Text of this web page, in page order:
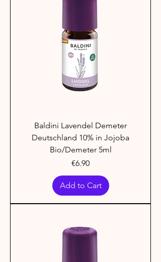
Baldini Lavendel Demeter
Deutschland 10% in Jojoba
Bio/Demeter 5ml
Price
€6.90
Add to Cart